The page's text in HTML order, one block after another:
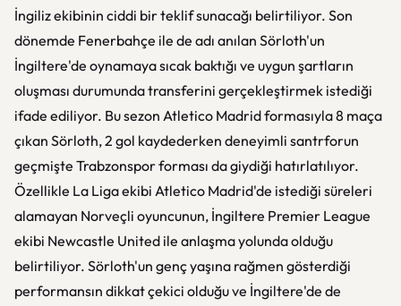
İngiliz ekibinin ciddi bir teklif sunacağı belirtiliyor. Son
dönemde Fenerbahçe ile de adı anılan Sörloth'un
İngiltere'de oynamaya sıcak baktığı ve uygun şartların
oluşması durumunda transferini gerçekleştirmek istediği
ifade ediliyor. Bu sezon Atletico Madrid formasıyla 8 maça
çıkan Sörloth, 2 gol kaydederken deneyimli santrforun
geçmişte Trabzonspor forması da giydiği hatırlatılıyor.
Özellikle La Liga ekibi Atletico Madrid'de istediği süreleri
alamayan Norveçli oyuncunun, İngiltere Premier League
ekibi Newcastle United ile anlaşma yolunda olduğu
belirtiliyor. Sörloth'un genç yaşına rağmen gösterdiği
performansın dikkat çekici olduğu ve İngiltere'de de